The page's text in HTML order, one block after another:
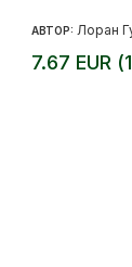
АВТОР: Лоран
7.67 EUR